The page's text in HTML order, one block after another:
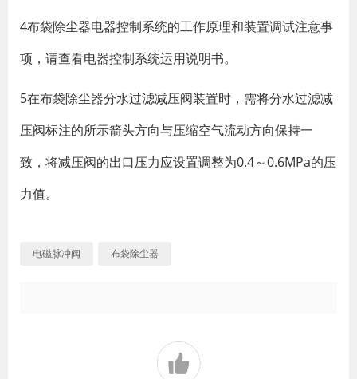
4布袋除尘器电器控制系统的工作原理和装置调试注意事
项，请查看电器控制系统运用说明书。
5在布袋除尘器分水过滤减压阀装置时，需将分水过滤减
压阀标注的所示箭头方向与压缩空气流动方向保持一
致，将减压阀的出口压力应设置调整为0.4～0.6MPa的压
力值。
电磁脉冲阀 布袋除尘器